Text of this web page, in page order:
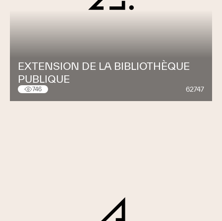
EXTENSION DE LA BIBLIOTHÈQUE
PUBLIQUE
746 62747